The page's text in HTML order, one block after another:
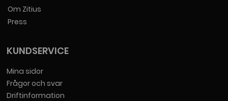
Om Zitius
Press
KUNDSERVICE
Mina sidor
Frågor och svar
Driftinformation